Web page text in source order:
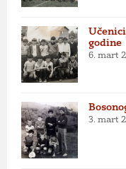
Učenici
godine
6. mart
3. mart